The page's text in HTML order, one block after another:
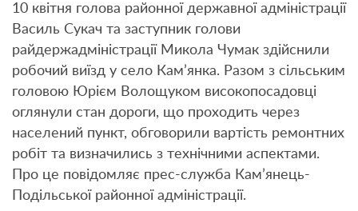
10 квітня голова районної державної адміністрації
Василь Сукач та заступник голови
райдержадміністрації Микола Чумак здійснили
робочий виїзд у село Кам’янка. Разом з сільським
головою Юрієм Волощуком високопосадовці
оглянули стан дороги, що проходить через
населений пункт, обговорили вартість ремонтних
робіт та визначились з технічними аспектами.
Про це повідомляє прес-служба Кам’янець-
Подільської районної адміністрації.